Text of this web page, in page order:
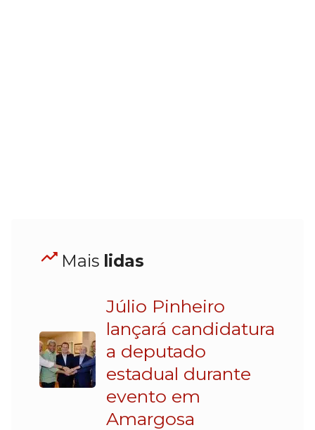
Mais lidas
Júlio Pinheiro
lançará candidatura
a deputado
estadual durante
evento em
Amargosa